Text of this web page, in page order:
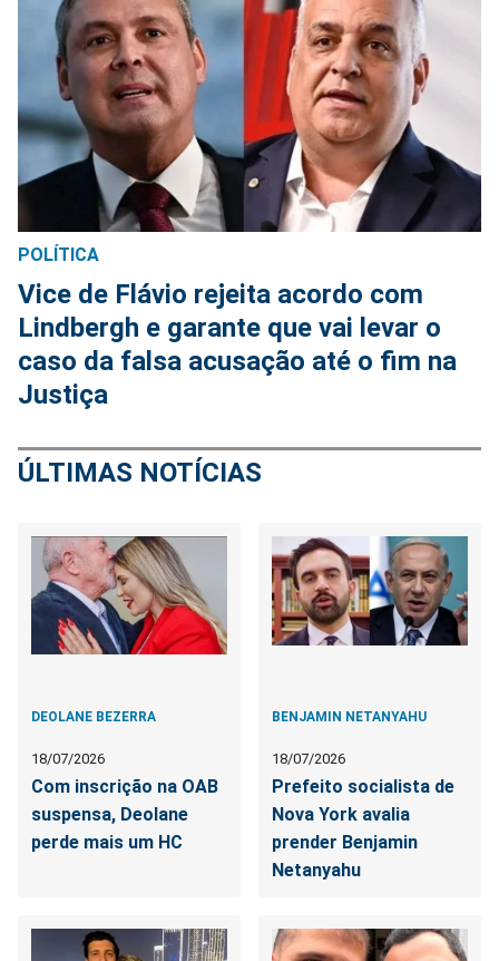
POLÍTICA
Vice de Flávio rejeita acordo com
Lindbergh e garante que vai levar o
caso da falsa acusação até o fim na
Justiça
ÚLTIMAS NOTÍCIAS
DEOLANE BEZERRA
18/07/2026
Com inscrição na OAB
suspensa, Deolane
perde mais um HC
BENJAMIN NETANYAHU
18/07/2026
Prefeito socialista de
Nova York avalia
prender Benjamin
Netanyahu